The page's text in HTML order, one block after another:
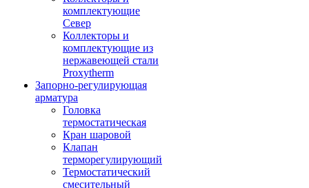
комплектующие
Север
Коллекторы и
комплектующие из
нержавеющей стали
Proxytherm
Запорно-регулирующая
арматура
Головка
термостатическая
Кран шаровой
Клапан
терморегулирующий
Термостатический
смесительный